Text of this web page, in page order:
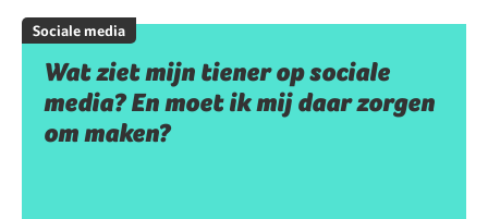
Sociale media
Wat ziet mijn tiener op sociale
media? En moet ik mij daar zorgen
om maken?